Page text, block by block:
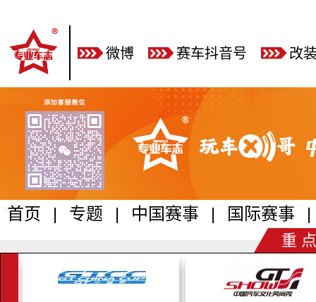
微博 赛车抖音号 改
首页 | 专题 | 中国赛事 | 国际赛事 |
重